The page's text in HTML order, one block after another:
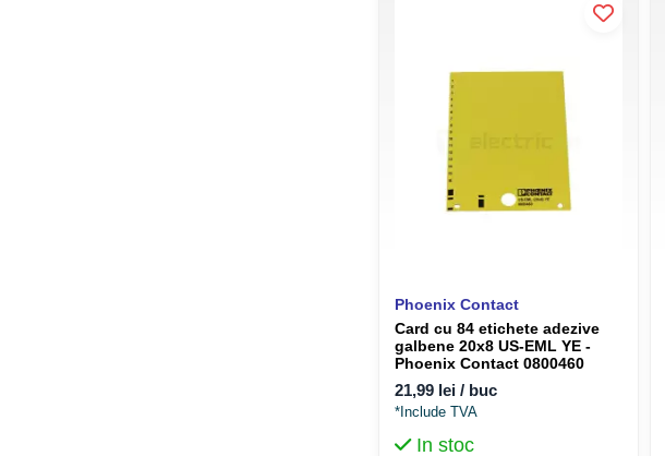
Phoenix Contact
Card cu 84 etichete adezive
galbene 20x8 US-EML YE -
Phoenix Contact 0800460
21,99 lei / buc
*Include TVA
In stoc